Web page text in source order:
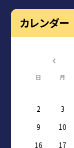
カレンダー
日 月
2
3
9
10
16
17